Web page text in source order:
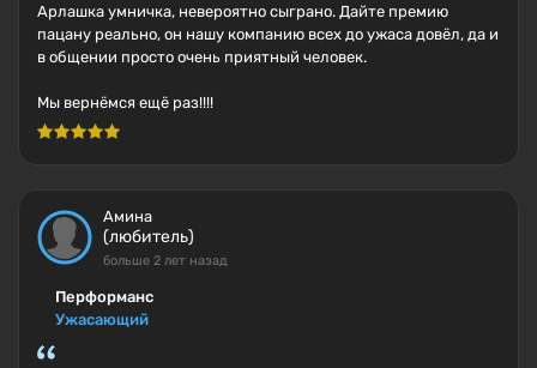
Арлашка умничка, невероятно сыграно. Дайте премию
пацану реально, он нашу компанию всех до ужаса довёл, да и
в общении просто очень приятный человек.
Мы вернёмся ещё раз!!!!
Амина
(любитель)
больше 2 лет назад
Перформанс
Ужасающий